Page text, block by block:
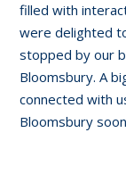
filled with
were delighted
stopped by our
Bloomsbury. A
connected with
Bloomsbury